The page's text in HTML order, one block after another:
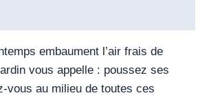
embaument l’air frais de
vous appelle : poussez ses
vous au milieu de toutes ces